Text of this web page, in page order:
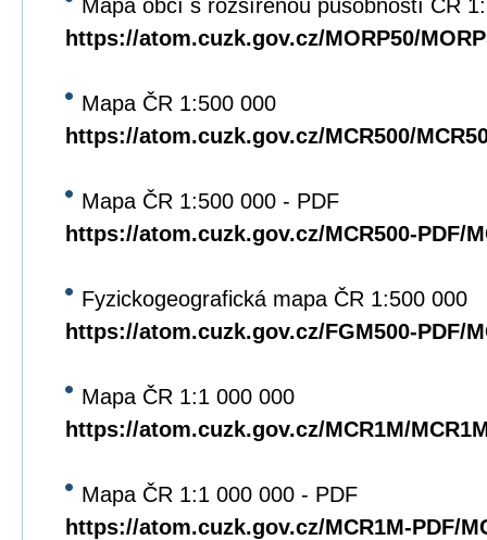
Mapa obcí s rozšířenou působností ČR
https://atom.cuzk.gov.cz/MORP50/
Mapa ČR 1:500 000
https://atom.cuzk.gov.cz/MCR500/
Mapa ČR 1:500 000 - PDF
https://atom.cuzk.gov.cz/MCR500-PDF/
Fyzickogeografická mapa ČR 1:500 000
https://atom.cuzk.gov.cz/FGM500-PDF/
Mapa ČR 1:1 000 000
https://atom.cuzk.gov.cz/MCR1M/
Mapa ČR 1:1 000 000 - PDF
https://atom.cuzk.gov.cz/MCR1M-PDF/